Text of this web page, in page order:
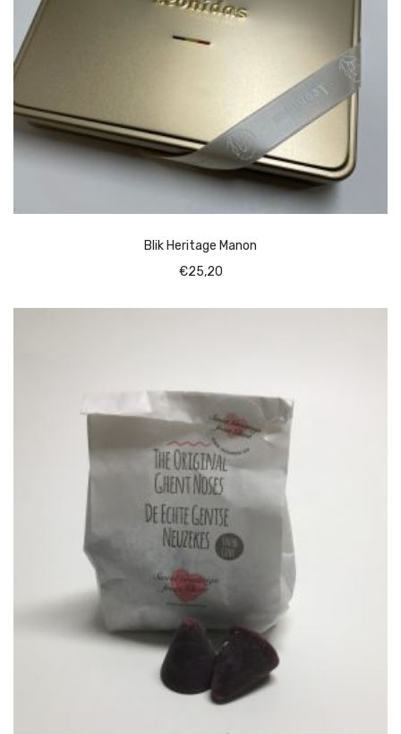
Blik Heritage Manon
€25,20